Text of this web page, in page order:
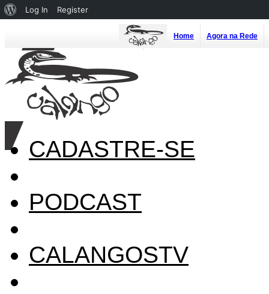
Home Agora na Rede
CADASTRE-SE
PODCAST
CALANGOSTV
About
Log In Register